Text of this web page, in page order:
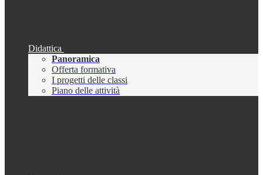
Didattica
Panoramica
Offerta formativa
I progetti delle classi
Piano delle attività